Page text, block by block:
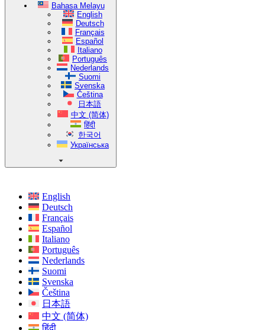
Bahasa Melayu
English
Deutsch
Français
Español
Italiano
Português
Nederlands
Suomi
Svenska
Čeština
日本語
中文 (简体)
हिंदी
한국어
Українська
English
Deutsch
Français
Español
Italiano
Português
Nederlands
Suomi
Svenska
Čeština
日本語
中文 (简体)